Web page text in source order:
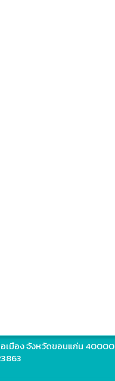
เมือง จังหวัดขอนแก่น 40000